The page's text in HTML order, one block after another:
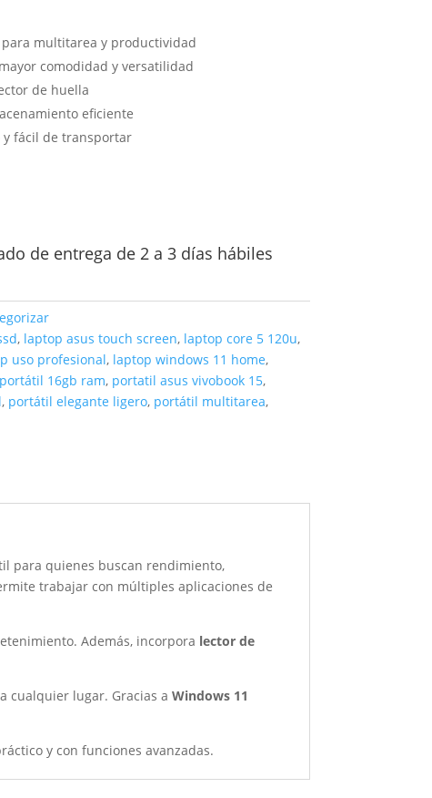
multitarea y productividad
comodidad y versatilidad
de huella
eficiente
y fácil de transportar
de entrega de 2 a 3 días hábiles
, laptop asus touch screen, laptop core 5 120u,
uso profesional, laptop windows 11 home,
portátil 16gb ram, portatil asus vivobook 15,
, portátil elegante ligero, portátil multitarea,
para quienes buscan rendimiento,
trabajar con múltiples aplicaciones de
Además, incorpora lector de
cualquier lugar. Gracias aWindows 11
y con funciones avanzadas.